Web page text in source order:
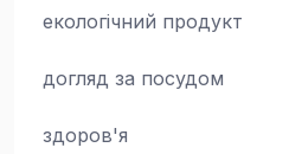
екологічний продукт
догляд за посудом
здоров'я